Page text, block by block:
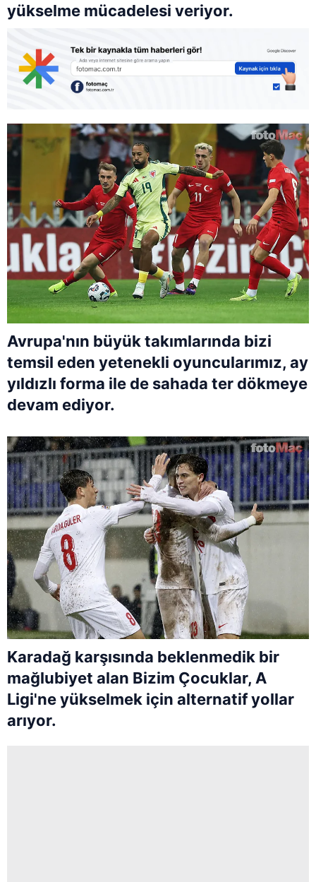
yükselme mücadelesi veriyor.
Avrupa'nın büyük takımlarında bizi
temsil eden yetenekli oyuncularımız, ay
yıldızlı forma ile de sahada ter dökmeye
devam ediyor.
Karadağ karşısında beklenmedik bir
mağlubiyet alan Bizim Çocuklar, A
Ligi'ne yükselmek için alternatif yollar
arıyor.